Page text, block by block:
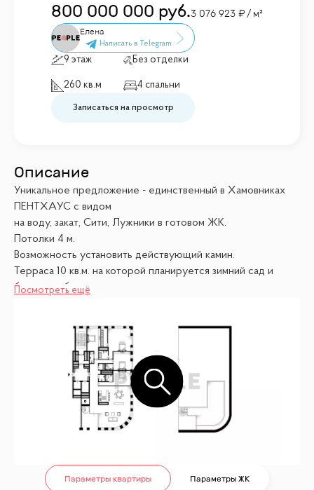
800 000 000 руб.3 076 923 / м²
Елена
9 этаж Без отделки
260 кв.м 4 спальни
Записаться на просмотр
Описание
Уникальное предложение - единственный в Хамовниках
ПЕНТХАУС с видом
на воду, закат, Сити, Лужники в готовом ЖК.
Потолки 4 м.
Возможность установить действующий камин.
Терраса 10 кв.м. на которой планируется зимний сад и
большая обзорная
видом на Хамовники, Москва - реку, закат.
ПЛАНИРОВКА
Гостиная, кухня, до 4 спален, каждая со своей ванной
комнатой, гостевой СУ,
гардеробные.
Разработан дизайн - проект квартиры.
Дополнительно предлагаются 2 машиноместа в теплом
идут в паркинг.
УСЛОВИЯ СДЕЛКИ
Посмотреть ещё
Параметры квартиры Параметры ЖК